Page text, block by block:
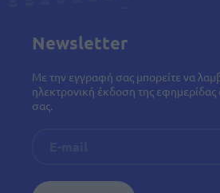
Newsletter
Με την εγγραφή σας μπορείτε να
ηλεκτρονική έκδοση της
σας.